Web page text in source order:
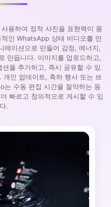
용하여 정적 사진을 표현력이 풍
인 WhatsApp 상태 비디오를 만
메이션으로 만들어 감정, 에너지,
만듭니다. 이미지를 업로드하고,
을 추가하고, 즉시 공유할 수 있
인 업데이트, 축하 행사 또는 브
는 수동 편집 시간을 절약하는 동
빠르고 창의적으로 게시할 수 있
.